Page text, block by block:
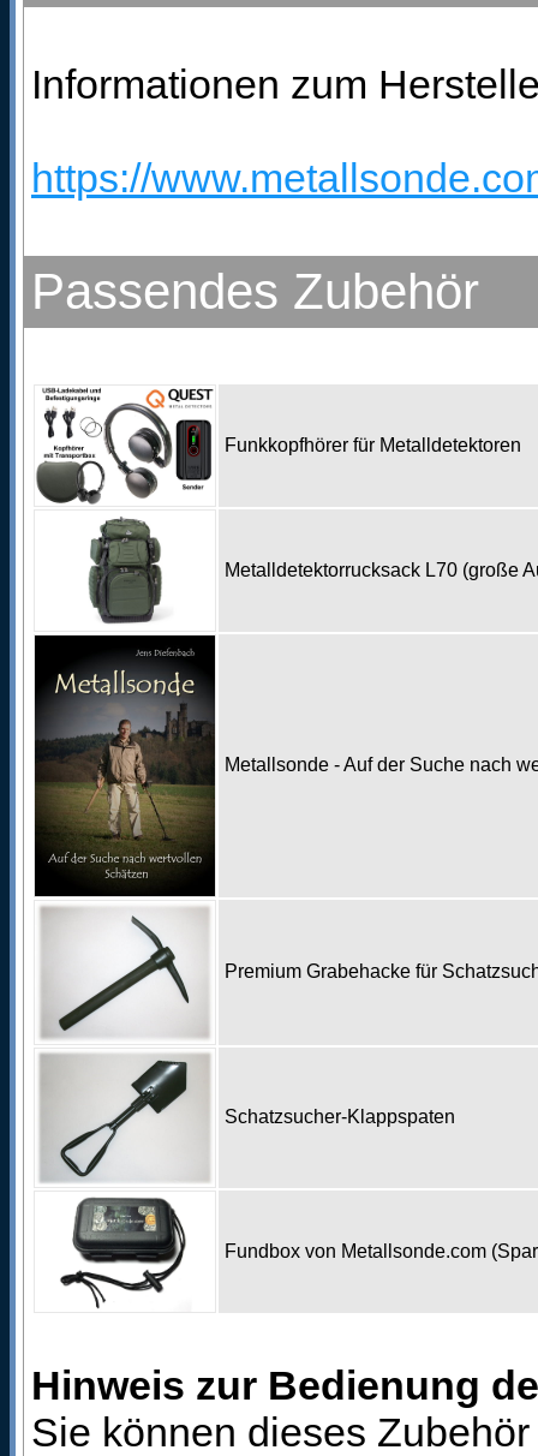
Informationen zum
https://
Passendes Zubehör
Funkkopfhörer für Metalldetektoren
Metalldetektorrucksack L70 (große
Metallsonde - Auf der Suche nach
Premium Grabehacke für
Schatzsucher-Klappspaten
Fundbox von Metallsonde.com
Hinweis zur Bedienung
Sie können dieses